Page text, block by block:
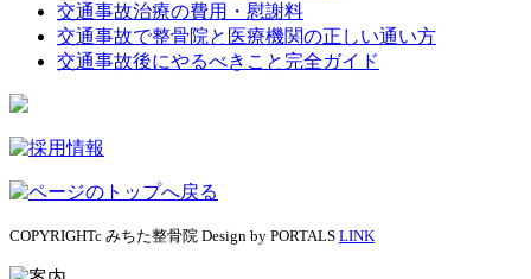
交通事故治療の費用・慰謝料
交通事故で整骨院と医療機関の正しい通い方
交通事故後にやるべきこと完全ガイド
COPYRIGHTc みちた整骨院 Design by PORTALS LINK